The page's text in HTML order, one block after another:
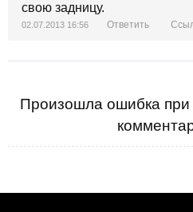
свою задницу.
02.07.2013 16:56 Ответить
Произошла ошибка при